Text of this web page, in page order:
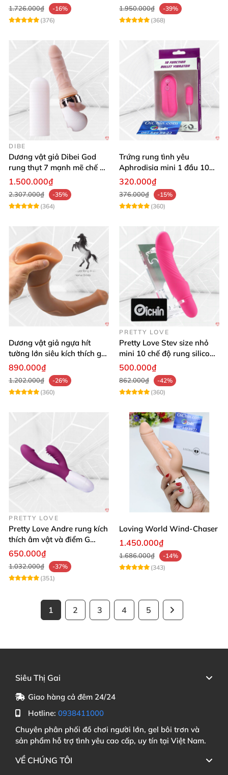
1.726.000₫
-16%
(376)
1.950.000₫
-39%
(368)
DIBE
Dương vật giả Dibei God
rung thụt 7 mạnh mẽ chế độ
tỏa nhiệt
1.500.000₫
2.307.000₫
-35%
(364)
Trứng rung tình yêu
Aphrodisia mini 1 đầu 10
chế độ rung đa năng
320.000₫
376.000₫
-15%
(360)
Dương vật giả ngựa hít
tường lớn siêu kích thích gai
nổi
890.000₫
1.202.000₫
-26%
(360)
PRETTY LOVE
Pretty Love Stev size nhỏ
mini 10 chế độ rung silicone
mềm
500.000₫
862.000₫
-42%
(360)
PRETTY LOVE
Pretty Love Andre rung kích
thích âm vật và điểm G
mạnh mẽ
650.000₫
1.032.000₫
-37%
(351)
Loving World Wind-Chaser
1.450.000₫
1.686.000₫
-14%
(343)
1 2 3 4 5
Siêu Thị Gai
Giao hàng cả đêm 24/24
Hotline: 0938411000
Chuyên phân phối đồ chơi người lớn, gel bôi trơn và
sản phẩm hỗ trợ tình yêu cao cấp, uy tín tại Việt Nam.
VỀ CHÚNG TÔI